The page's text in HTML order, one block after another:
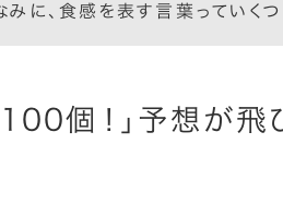
みに、食感を表す言葉っていく
100個！」予想が